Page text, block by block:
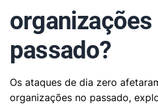
organizações
passado?
Os ataques de dia zero
organizações no passado,